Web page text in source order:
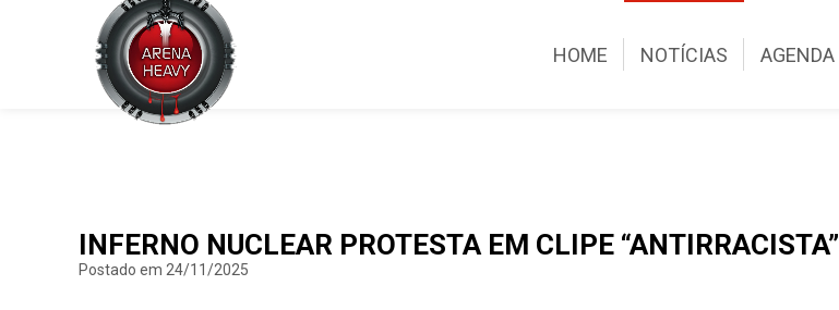
HOME NOTÍCIAS AGENDA
INFERNO NUCLEAR PROTESTA EM CLIPE “ANTIRRACISTA”
Postado em 24/11/2025